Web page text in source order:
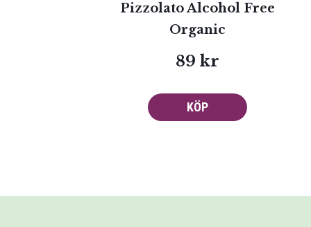
Pizzolato Alcohol Free
Organic
89 kr
KÖP